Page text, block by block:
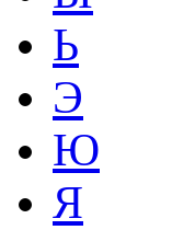
Ь
Э
Ю
Я